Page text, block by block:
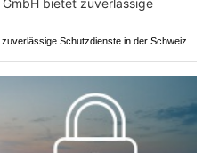
Schutzdienste in der Schweiz